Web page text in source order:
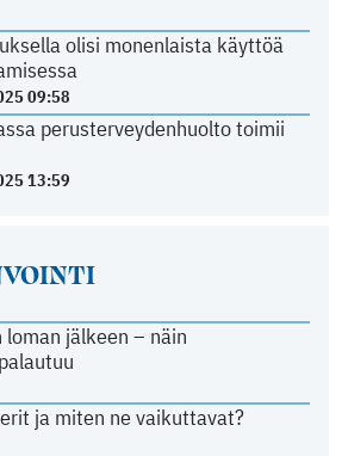
olisi monenlaista käyttöä
09:58
perusterveydenhuolto toimii
13:59
jälkeen – näin
ja miten ne vaikuttavat?